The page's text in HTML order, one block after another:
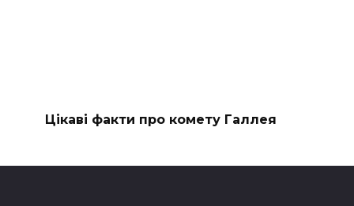
Цікаві факти про комету Галлея